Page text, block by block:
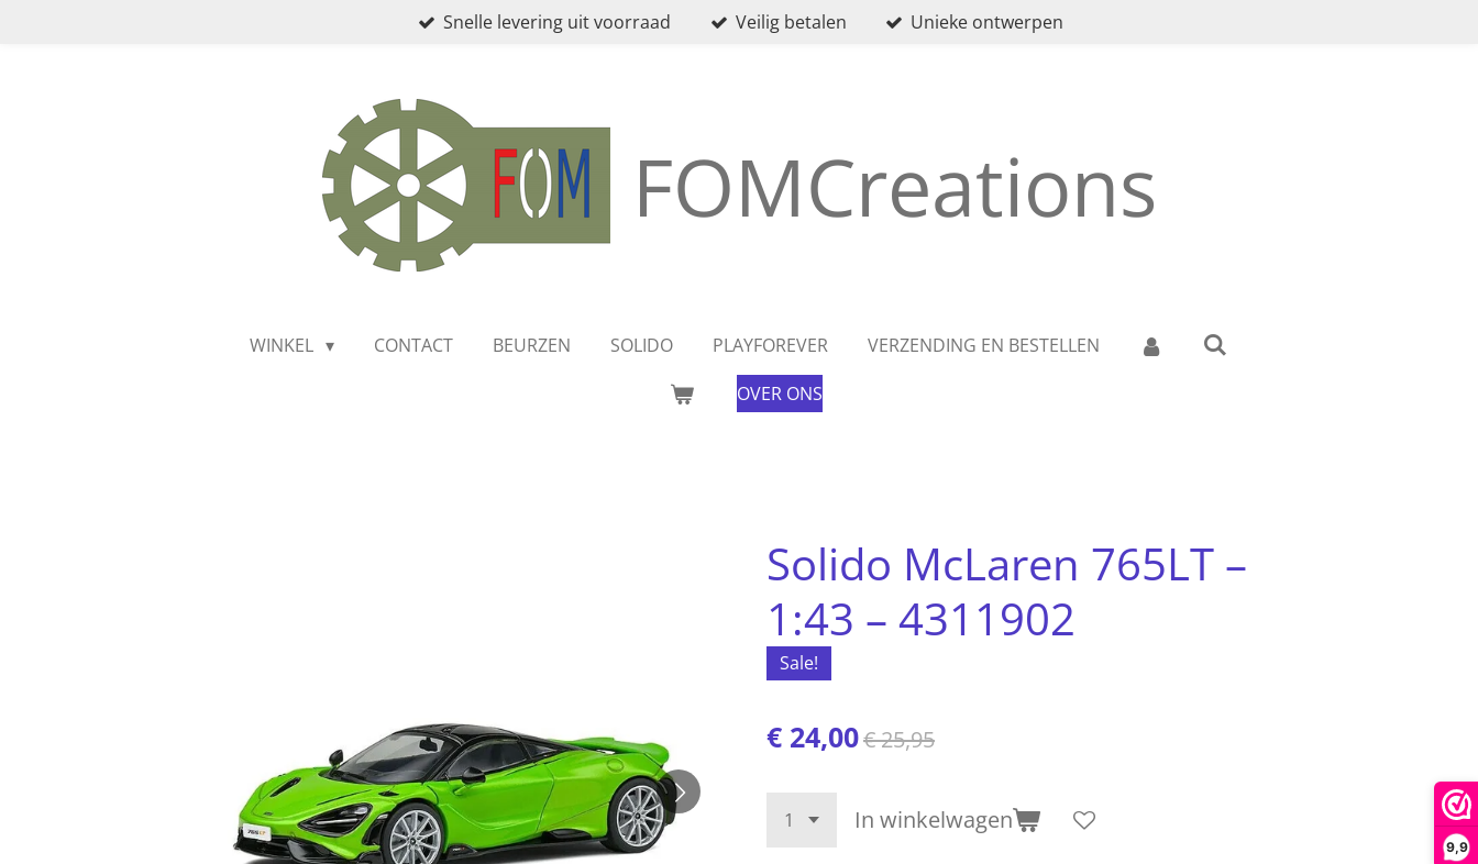
9,9
Snelle levering uit voorraad Veilig betalen Unieke ontwerpen
FOMCreations
WINKEL CONTACT BEURZEN SOLIDO PLAYFOREVER
VERZENDING EN BESTELLEN
OVER ONS
Solido McLaren 765LT –
1:43 – 4311902
Sale!
€ 24,00€ 25,95
In winkelwagen